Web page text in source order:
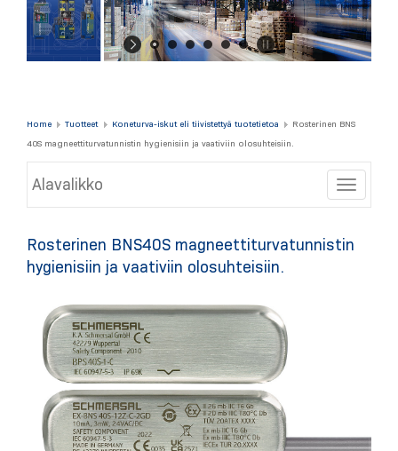
Home Tuotteet Koneturva-iskut eli tiivistettyä tuotetietoa
Rosterinen BNS
40S magneettiturvatunnistin hygienisiin ja vaativiin olosuhteisiin.
Toggle
Alavalikko
Rosterinen BNS40S magneettiturvatunnistin
hygienisiin ja vaativiin olosuhteisiin.